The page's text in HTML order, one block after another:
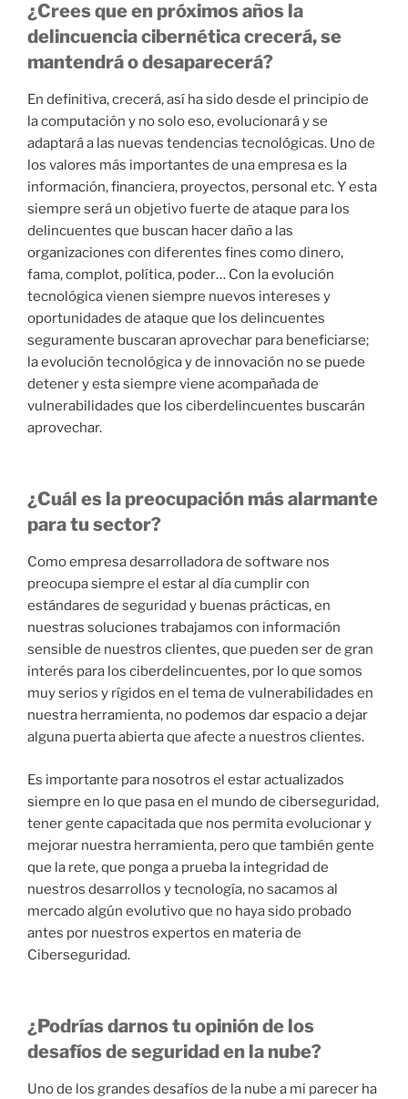
¿Crees que en próximos años la
delincuencia cibernética crecerá, se
mantendrá o desaparecerá?
En definitiva, crecerá, así ha sido desde el principio de
la computación y no solo eso, evolucionará y se
adaptará a las nuevas tendencias tecnológicas. Uno de
los valores más importantes de una empresa es la
información, financiera, proyectos, personal etc. Y esta
siempre será un objetivo fuerte de ataque para los
delincuentes que buscan hacer daño a las
organizaciones con diferentes fines como dinero,
fama, complot, política, poder… Con la evolución
tecnológica vienen siempre nuevos intereses y
oportunidades de ataque que los delincuentes
seguramente buscaran aprovechar para beneficiarse;
la evolución tecnológica y de innovación no se puede
detener y esta siempre viene acompañada de
vulnerabilidades que los ciberdelincuentes buscarán
aprovechar.
¿Cuál es la preocupación más alarmante
para tu sector?
Como empresa desarrolladora de software nos
preocupa siempre el estar al día cumplir con
estándares de seguridad y buenas prácticas, en
nuestras soluciones trabajamos con información
sensible de nuestros clientes, que pueden ser de gran
interés para los ciberdelincuentes, por lo que somos
muy serios y rígidos en el tema de vulnerabilidades en
nuestra herramienta, no podemos dar espacio a dejar
alguna puerta abierta que afecte a nuestros clientes.
Es importante para nosotros el estar actualizados
siempre en lo que pasa en el mundo de ciberseguridad,
tener gente capacitada que nos permita evolucionar y
mejorar nuestra herramienta, pero que también gente
que la rete, que ponga a prueba la integridad de
nuestros desarrollos y tecnología, no sacamos al
mercado algún evolutivo que no haya sido probado
antes por nuestros expertos en materia de
Ciberseguridad.
¿Podrías darnos tu opinión de los
desafíos de seguridad en la nube?
Uno de los grandes desafíos de la nube a mi parecer ha